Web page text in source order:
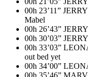
00h 23’11”
Mabel
00h 26’43”
00h 30’03”
00h 33’03”
out bed yet
00h 34’00”
00h 35’46”